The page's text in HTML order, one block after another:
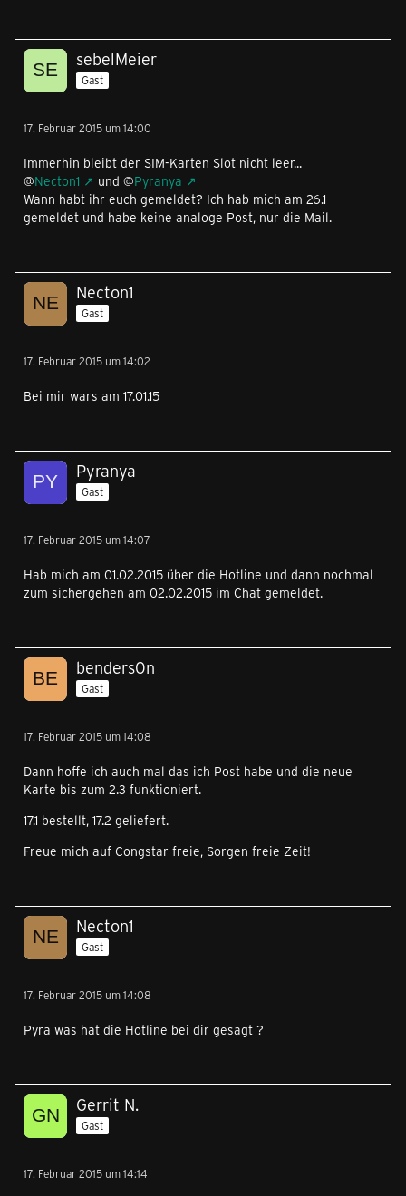
sebelMeier
Gast
17. Februar 2015 um 14:00
Immerhin bleibt der SIM-Karten Slot nicht leer...
@Necton1 und @Pyranya
Wann habt ihr euch gemeldet? Ich hab mich am 26.1
gemeldet und habe keine analoge Post, nur die Mail.
Necton1
Gast
17. Februar 2015 um 14:02
Bei mir wars am 17.01.15
Pyranya
Gast
17. Februar 2015 um 14:07
Hab mich am 01.02.2015 über die Hotline und dann nochmal
zum sichergehen am 02.02.2015 im Chat gemeldet.
benders0n
Gast
17. Februar 2015 um 14:08
Dann hoffe ich auch mal das ich Post habe und die neue
Karte bis zum 2.3 funktioniert.
17.1 bestellt, 17.2 geliefert.
Freue mich auf Congstar freie, Sorgen freie Zeit!
Necton1
Gast
17. Februar 2015 um 14:08
Pyra was hat die Hotline bei dir gesagt ?
Gerrit N.
Gast
17. Februar 2015 um 14:14